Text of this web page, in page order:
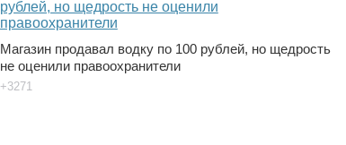
Магазин продавал водку по 100 рублей, но щедрость
не оценили правоохранители
+3271